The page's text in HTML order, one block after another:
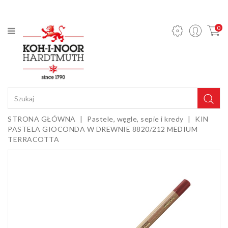
Ołówki
mechaniczne
i wkłady
Ołówki
grafitowe
Kredki
Pastele,
węgle,
0
STRONA GŁÓWNA Pastele, węgle, sepie i kredy
KIN
PASTELA GIOCONDA W DREWNIE 8820/212 MEDIUM
TERRACOTTA